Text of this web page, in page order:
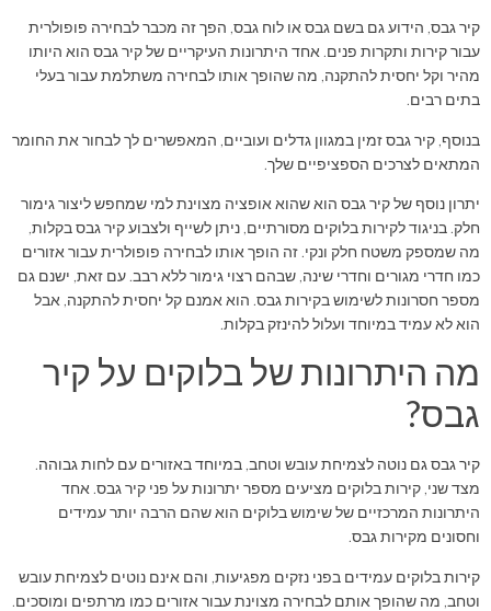
קיר גבס, הידוע גם בשם גבס או לוח גבס, הפך זה מכבר לבחירה פופולרית
עבור קירות ותקרות פנים. אחד היתרונות העיקריים של קיר גבס הוא היותו
מהיר וקל יחסית להתקנה, מה שהופך אותו לבחירה משתלמת עבור בעלי
בתים רבים.
בנוסף, קיר גבס זמין במגוון גדלים ועוביים, המאפשרים לך לבחור את החומר
המתאים לצרכים הספציפיים שלך.
יתרון נוסף של קיר גבס הוא שהוא אופציה מצוינת למי שמחפש ליצור גימור
חלק. בניגוד לקירות בלוקים מסורתיים, ניתן לשייף ולצבוע קיר גבס בקלות,
מה שמספק משטח חלק ונקי. זה הופך אותו לבחירה פופולרית עבור אזורים
כמו חדרי מגורים וחדרי שינה, שבהם רצוי גימור ללא רבב. עם זאת, ישנם גם
מספר חסרונות לשימוש בקירות גבס. הוא אמנם קל יחסית להתקנה, אבל
הוא לא עמיד במיוחד ועלול להינזק בקלות.
מה היתרונות של בלוקים על קיר
גבס?
קיר גבס גם נוטה לצמיחת עובש וטחב, במיוחד באזורים עם לחות גבוהה.
מצד שני, קירות בלוקים מציעים מספר יתרונות על פני קיר גבס. אחד
היתרונות המרכזיים של שימוש בלוקים הוא שהם הרבה יותר עמידים
וחסונים מקירות גבס.
קירות בלוקים עמידים בפני נזקים מפגיעות, והם אינם נוטים לצמיחת עובש
וטחב, מה שהופך אותם לבחירה מצוינת עבור אזורים כמו מרתפים ומוסכים.